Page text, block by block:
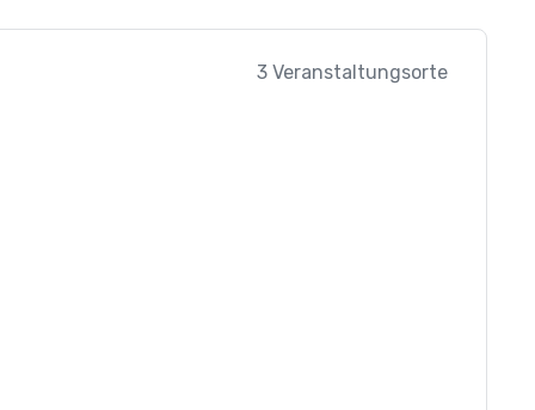
3 Veranstaltungsorte